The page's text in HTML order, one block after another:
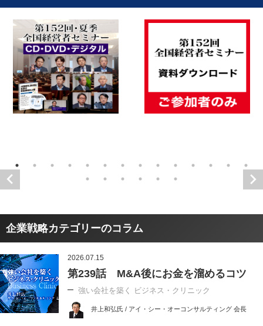
企業戦略カテゴリーのコラム
2026.07.15
第239話 M&A後にお金を溜めるコツ
強い会社を築く ビジネス・クリニック
井上和弘氏 / アイ・シー・オーコンサルティング 会長